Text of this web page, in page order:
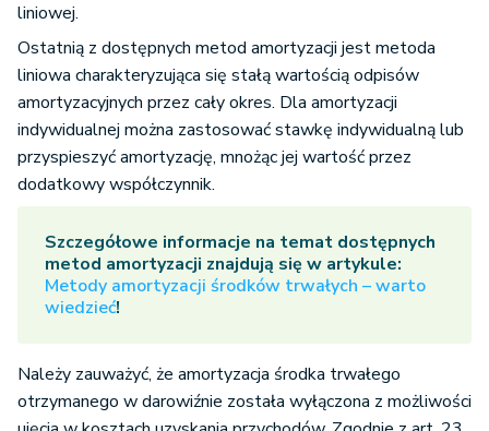
liniowej.
Ostatnią z dostępnych metod amortyzacji jest metoda
liniowa charakteryzująca się stałą wartością odpisów
amortyzacyjnych przez cały okres. Dla amortyzacji
indywidualnej można zastosować stawkę indywidualną lub
przyspieszyć amortyzację, mnożąc jej wartość przez
dodatkowy współczynnik.
Szczegółowe informacje na temat dostępnych
metod amortyzacji znajdują się w artykule:
Metody amortyzacji środków trwałych – warto
wiedzieć!
Należy zauważyć, że amortyzacja środka trwałego
otrzymanego w darowiźnie została wyłączona z możliwości